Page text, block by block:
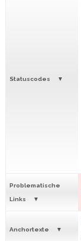
Statuscodes
Problematische
Links
Anchortexte